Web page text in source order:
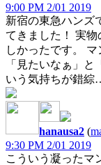
9:00 PM 2/01 2019
新宿の東急ハンズ
てきました！ 実
しかったです。
「見たいなぁ」
いう気持ちが錯綜
hanausa2 (
9:30 PM 2/01 2019
こういう凝ったマ